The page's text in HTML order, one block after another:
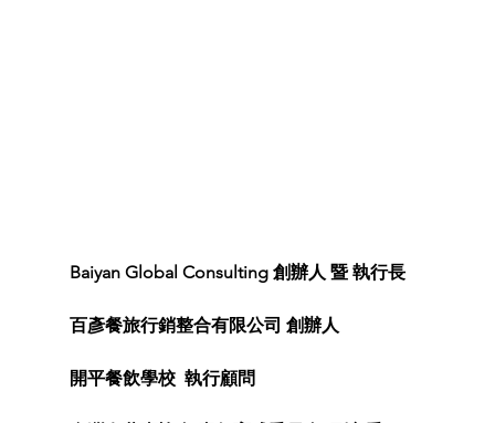
Baiyan Global Consulting 創辦人 暨 執行長
百彥餐旅行銷整合有限公司 創辦人
開平餐飲學校  執行顧問